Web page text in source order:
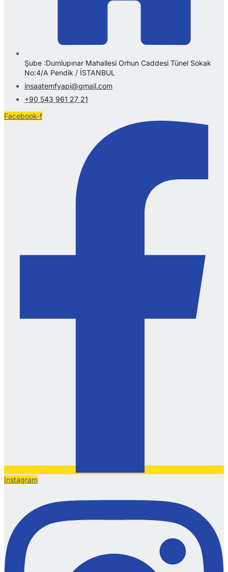
Şube :Dumlupınar Mahallesi Orhun Caddesi Tünel Sokak
No:4/A Pendik / İSTANBUL
insaatemfyapi@gmail.com
+90 543 961 27 21
Facebook-f
Instagram